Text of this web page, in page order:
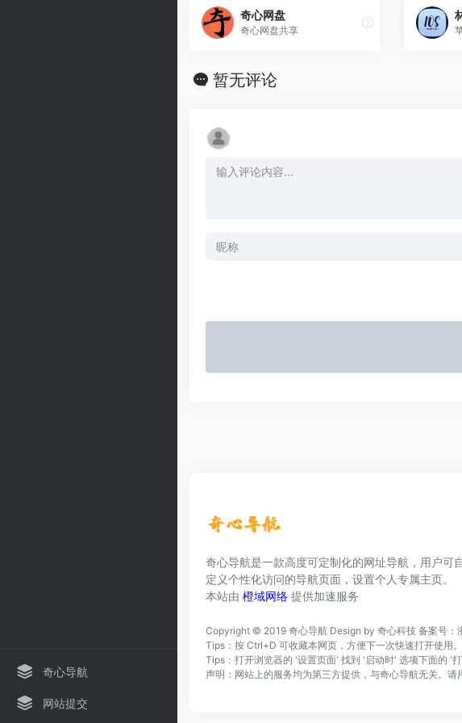
奇心导航
网站提交
奇心网盘
奇心网盘共享
暂无评论
奇心导航是一款高度可定制化的网址导航，用户可
定义个性化访问的导航页面，设置个人专属主页。
本站由 橙域网络 提供加速服务
Copyright © 2019 奇心导航 Design by 奇心科技 备案号：
Tips：按 Ctrl+D 可收藏本网页，方便下一次快速打开使用。
Tips：打开浏览器的 '设置页面' 找到 '启动时' 选项下面的 '
声明：网站上的服务均为第三方提供，与奇心导航无关。请